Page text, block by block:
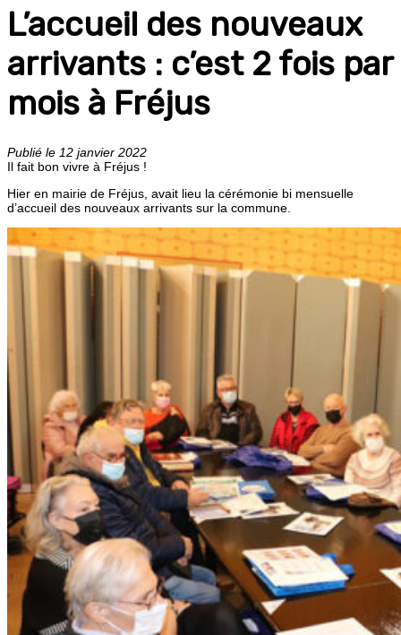
L’accueil des nouveaux
arrivants : c’est 2 fois par
mois à Fréjus
Publié le 12 janvier 2022
Il fait bon vivre à Fréjus !
Hier en mairie de Fréjus, avait lieu la cérémonie bi mensuelle
d’accueil des nouveaux arrivants sur la commune.